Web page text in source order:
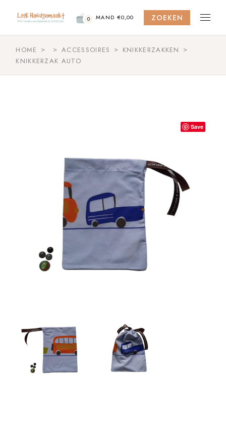
content
0 MAND €0,00 ZOEKEN
HOME ACCESSOIRES
KNIKKERZAKKEN
KNIKKERZAK AUTO
Save